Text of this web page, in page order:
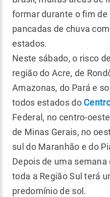
formar durante o fim
pancadas de chuva
estados.
Neste sábado, o risco
região do Acre, de
Amazonas, do Pará e
todos estados do
Federal, no centro-
de Minas Gerais, no
sul do Maranhão e do
Depois de uma
toda a Região Sul terá
predomínio de sol.